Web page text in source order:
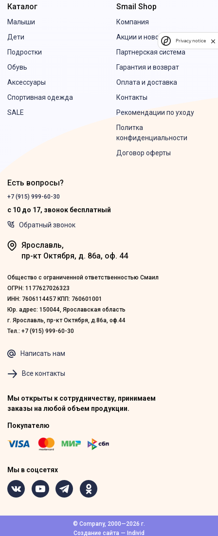
Каталог
Малыши
Дети
Подростки
Обувь
Аксессуары
Спортивная одежда
SALE
Smail Shop
Компания
Акции и новости
Партнерская система
Гарантия и возврат
Оплата и доставка
Контакты
Рекомендации по уходу
Политка
конфиденциальности
Договор оферты
Есть вопросы?
+7 (915) 999-60-30
с 10 до 17, звонок бесплатный
Обратный звонок
Ярославль,
пр-кт Октября, д. 86а, оф. 44
Общество с ограниченной ответственностью Смаил
ОГРН: 1177627026323
ИНН: 7606114457 КПП: 760601001
Юр. адрес: 150044, Ярославская область
г. Ярославль, пр-кт Октября, д.86а, оф.44
Тел.: +7 (915) 999-60-30
Написать нам
Все контакты
Мы открыты к сотрудничеству, принимаем
заказы на любой объем продукции.
Покупателю
Мы в соцсетях
© Company, 2000—2026 г.
Создание сайта — Individ
Privacy notice